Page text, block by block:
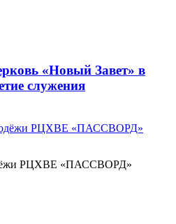
«Новый Завет» в
служения
РЦХВЕ «ПАССВОРД»